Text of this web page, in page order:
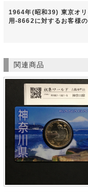
1964年(昭和39) 東京オ
用-8662に対するお客様
関連商品